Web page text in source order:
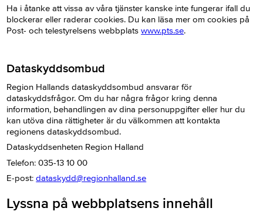
Ha i åtanke att vissa av våra tjänster kanske inte fungerar ifall du
blockerar eller raderar cookies. Du kan läsa mer om cookies på
Post- och telestyrelsens webbplatswww.pts.se.
Dataskyddsombud
Region Hallands dataskyddsombud ansvarar för
dataskyddsfrågor. Om du har några frågor kring denna
information, behandlingen av dina personuppgifter eller hur du
kan utöva dina rättigheter är du välkommen att kontakta
regionens dataskyddsombud.
Dataskyddsenheten Region Halland
Telefon: 035-13 10 00
E-post:dataskydd@regionhalland.se
Lyssna på webbplatsens innehåll